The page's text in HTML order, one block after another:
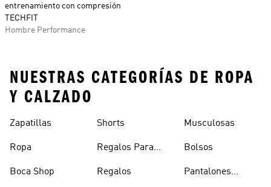
entrenamiento con compresión
TECHFIT
Hombre Performance
NUESTRAS CATEGORÍAS DE ROPA
Y CALZADO
Zapatillas
Ropa
Boca Shop
Shorts
Regalos Para
Regalos
Musculosas
Bolsos
Pantalones